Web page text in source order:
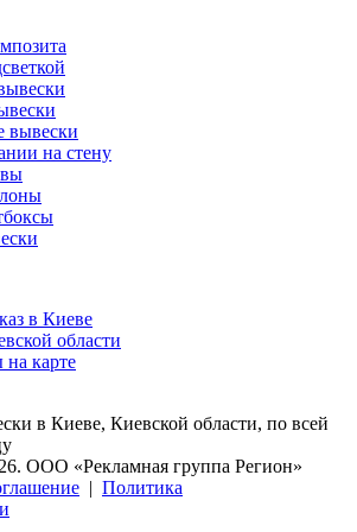
вывески
на стену
в Киеве
области
карте
в Киеве, Киевской области, по всей
OOO «Рекламная группа Регион»
| Политика